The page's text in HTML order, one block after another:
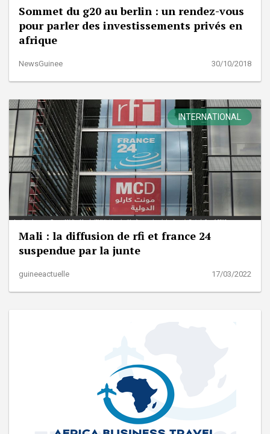
Sommet du g20 au berlin : un rendez-vous
pour parler des investissements privés en
afrique
NewsGuinee 30/10/2018
INTERNATIONAL
Mali : la diffusion de rfi et france 24
suspendue par la junte
guineeactuelle 17/03/2022